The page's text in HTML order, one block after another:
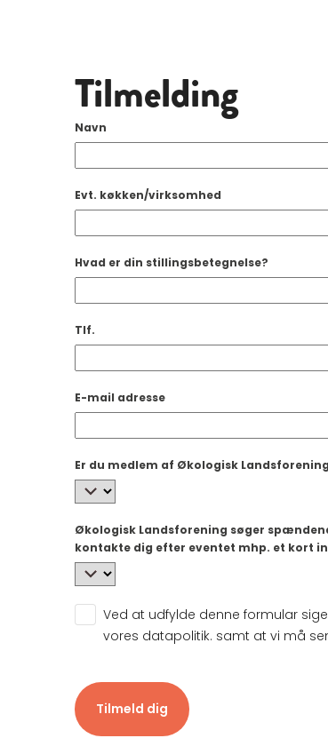
Tilmelding
Navn
Evt. køkken/virksomhed
Hvad er din stillingsbetegnelse?
Tlf.
E-mail adresse
Er du medlem af Økologisk
Økologisk Landsforening søger
kontakte dig efter eventet mhp. et kort
Ved at udfylde denne formular
vores datapolitik. samt at vi må